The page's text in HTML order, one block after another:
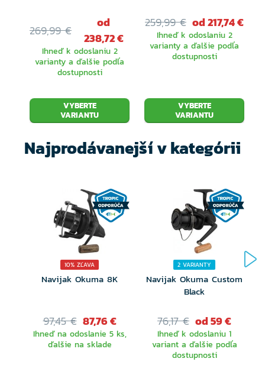
269,99 €
od
238,72 €
Ihneď k odoslaniu 2
varianty a ďalšie podľa
dostupnosti
VYBERTE
VARIANTU
259,99 € od 217,74 €
Ihneď k odoslaniu 2
varianty a ďalšie podľa
dostupnosti
VYBERTE
VARIANTU
Najprodávanejší v kategórii
10% ZĽAVA
Navijak Okuma 8K
97,45 € 87,76 €
Ihneď na odoslanie 5 ks,
ďalšie na sklade
2 VARIANTY
Navijak Okuma Custom
Black
76,17 € od 59 €
Ihneď k odoslaniu 1
variant a ďalšie podľa
dostupnosti